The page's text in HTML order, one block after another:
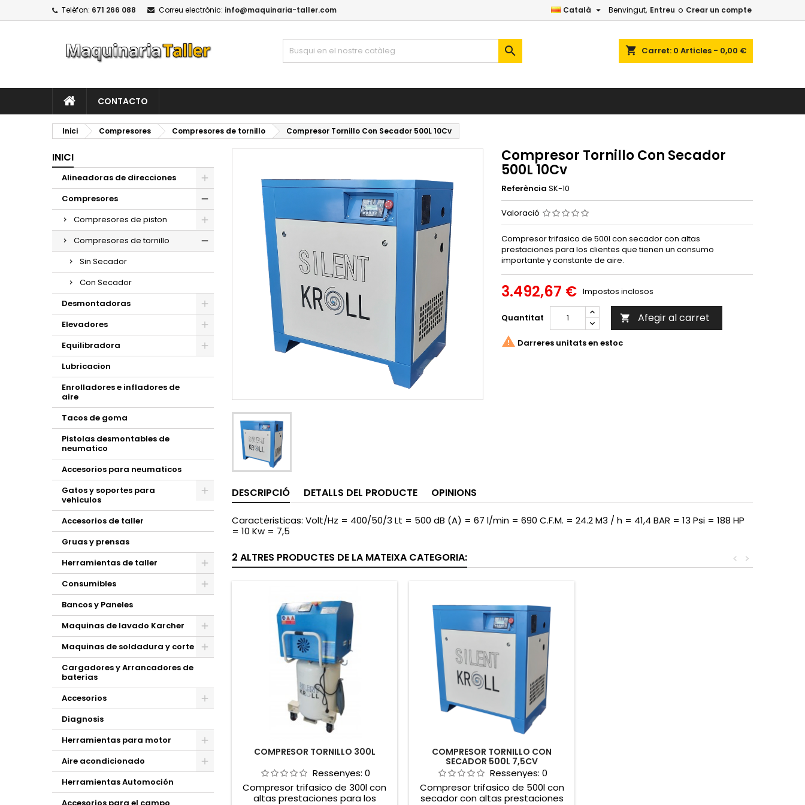
Telèfon: 671 266 088 Correu electrònic: info@maquinaria-taller.com Benvingut, Entreu o Crear un compte
Català 
shopping_cart Carret: 0 Articles - 0,00 €

CONTACTO
Inici Compresores Compresores de tornillo Compresor Tornillo Con Secador 500L 10Cv
INICI
Alineadoras de direcciones
Compresores
Compresores de piston
Compresores de tornillo
Sin Secador
Con Secador
Desmontadoras
Elevadores
Equilibradora
Lubricacion
Enrolladores e infladores de
aire
Tacos de goma
Pistolas desmontables de
neumatico
Accesorios para neumaticos
Gatos y soportes para
vehiculos
Accesorios de taller
Gruas y prensas
Herramientas de taller
Consumibles
Bancos y Paneles
Maquinas de lavado Karcher
Maquinas de soldadura y corte
Cargadores y Arrancadores de
baterias
Accesorios
Diagnosis
Herramientas para motor
Aire acondicionado
Herramientas Automoción
Compresor Tornillo Con Secador
500L 10Cv
Referència SK-10
Valoració
Compresor trifasico de 500l con secador con altas
prestaciones para los clientes que tienen un consumo
importante y constante de aire.
3.492,67 € Impostos inclosos
Quantitat  Afegir al carret
 Darreres unitats en estoc
DESCRIPCIÓ DETALLS DEL PRODUCTE OPINIONS
Caracteristicas: Volt/Hz = 400/50/3 Lt = 500 dB (A) = 67 l/min = 690 C.F.M. = 24.2 M3 / h = 41,4 BAR = 13 Psi = 188 HP
= 10 Kw = 7,5
2 ALTRES PRODUCTES DE LA MATEIXA CATEGORIA: >
<
COMPRESOR TORNILLO 300L
Ressenyes: 0
Compresor trifasico de 300l con
altas prestaciones para los
COMPRESOR TORNILLO CON
SECADOR 500L 7,5CV
Ressenyes: 0
Compresor trifasico de 500l con
secador con altas prestaciones